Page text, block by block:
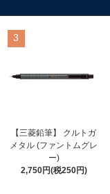
3
【三菱鉛筆】 クルトガ
メタル (ファントムグレ
ー)
2,750円(税250円)